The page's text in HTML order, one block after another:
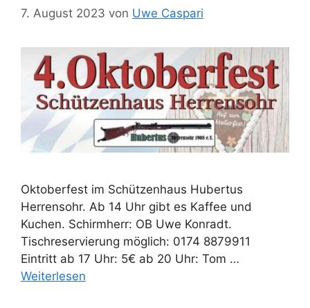
7. August 2023 von Uwe Caspari
Oktoberfest im Schützenhaus Hubertus
Herrensohr. Ab 14 Uhr gibt es Kaffee und
Kuchen. Schirmherr: OB Uwe Konradt.
Tischreservierung möglich: 0174 8879911
Eintritt ab 17 Uhr: 5€ ab 20 Uhr: Tom …
Weiterlesen